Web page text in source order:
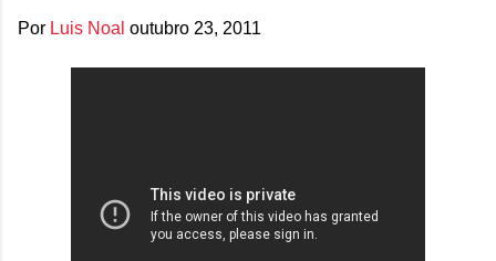
Por Luis Noal outubro 23, 2011